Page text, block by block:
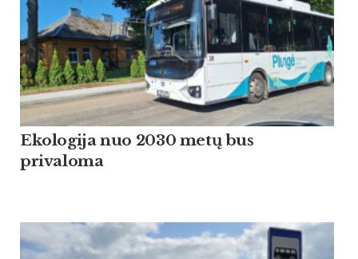
Ekologija nuo 2030 metų bus
privaloma